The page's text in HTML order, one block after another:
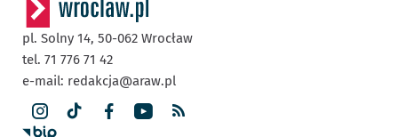
pl. Solny 14, 50-062 Wrocław
tel. 71 776 71 42
e-mail: redakcja@araw.pl